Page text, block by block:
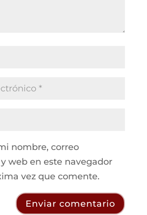
nombre, correo
web en este navegador
vez que comente.